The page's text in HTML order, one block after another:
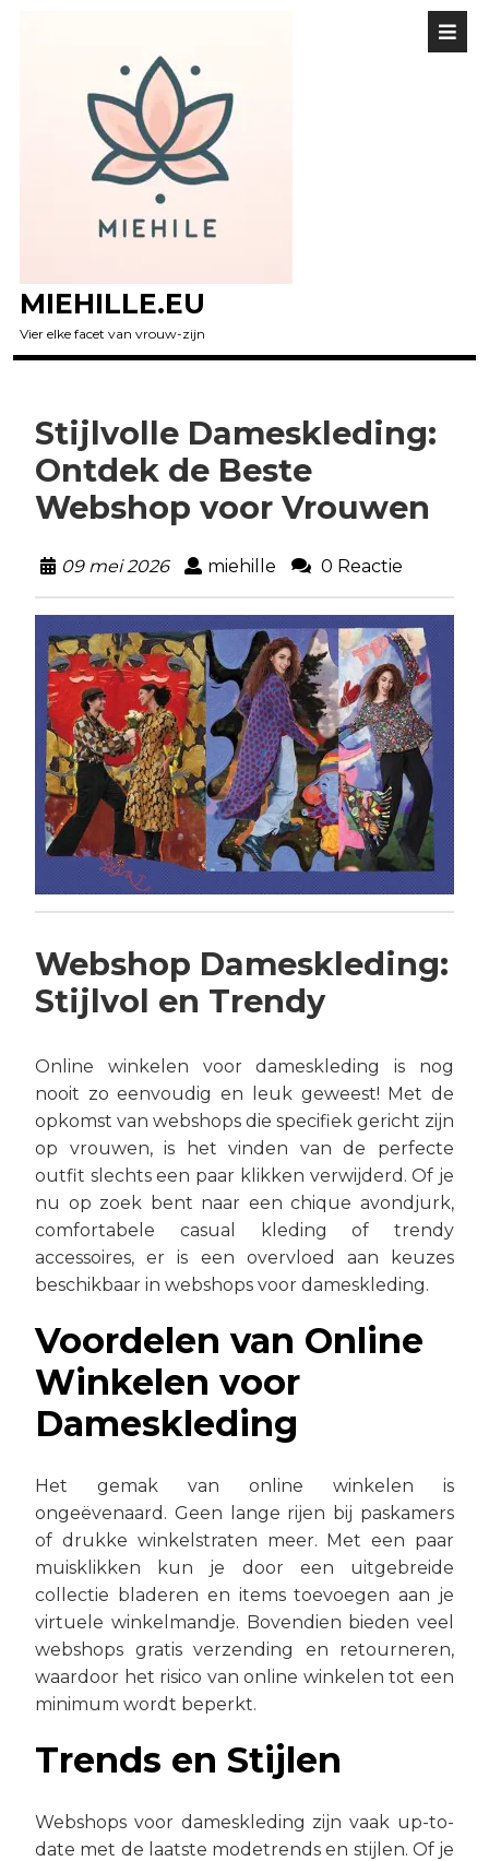
MIEHILLE.EU
Vier elke facet van vrouw-zijn
Stijlvolle Dameskleding:
Ontdek de Beste
Webshop voor Vrouwen
09 mei 2026 miehille 0 Reactie
Webshop Dameskleding:
Stijlvol en Trendy
Online winkelen voor dameskleding is nog
nooit zo eenvoudig en leuk geweest! Met de
opkomst van webshops die specifiek gericht zijn
op vrouwen, is het vinden van de perfecte
outfit slechts een paar klikken verwijderd. Of je
nu op zoek bent naar een chique avondjurk,
comfortabele casual kleding of trendy
accessoires, er is een overvloed aan keuzes
beschikbaar in webshops voor dameskleding.
Voordelen van Online
Winkelen voor
Dameskleding
Het gemak van online winkelen is
ongeëvenaard. Geen lange rijen bij paskamers
of drukke winkelstraten meer. Met een paar
muisklikken kun je door een uitgebreide
collectie bladeren en items toevoegen aan je
virtuele winkelmandje. Bovendien bieden veel
webshops gratis verzending en retourneren,
waardoor het risico van online winkelen tot een
minimum wordt beperkt.
Trends en Stijlen
Webshops voor dameskleding zijn vaak up-to-
date met de laatste modetrends en stijlen. Of je